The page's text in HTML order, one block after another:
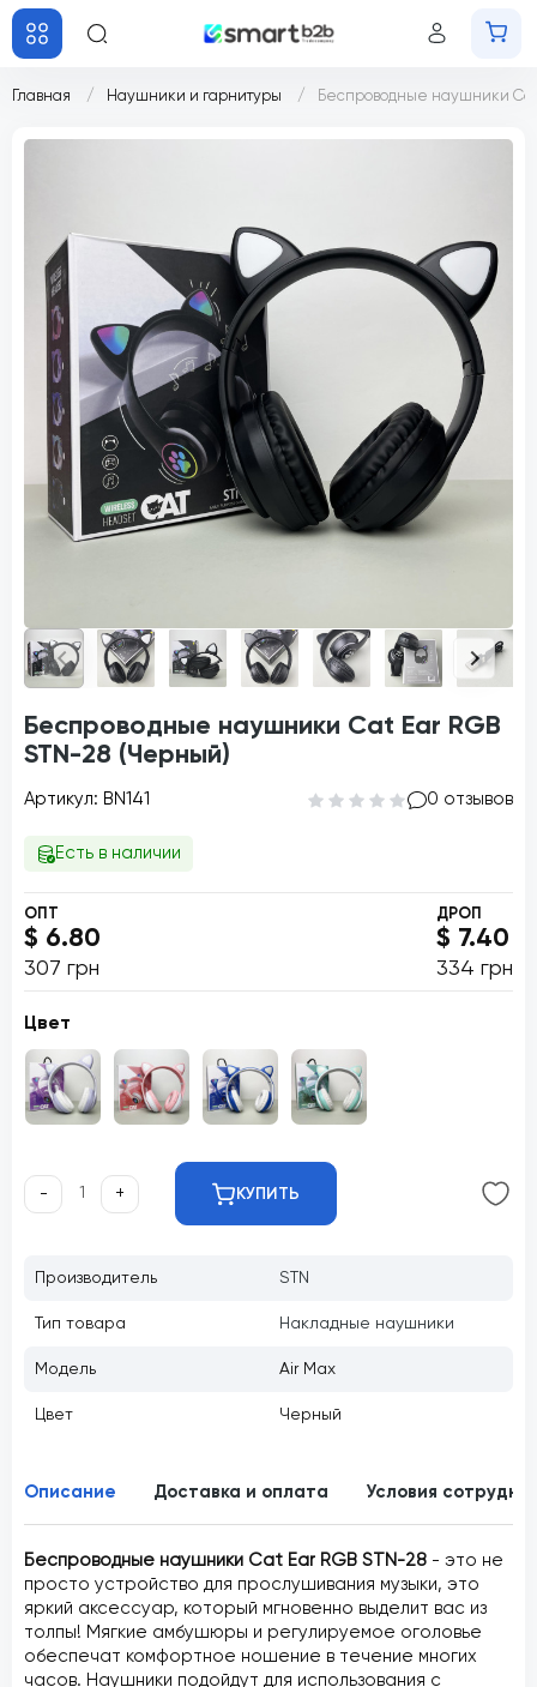
Главная Наушники и гарнитуры Беспроводные наушники
Беспроводные наушники Cat Ear RGB
STN-28 (Черный)
Артикул: BN141 0 отзывов
Есть в наличии
ОПТ
$ 6.80
307 грн
ДРОП
$ 7.40
334 грн
Цвет
- + КУПИТЬ
Производитель STN
Тип товара Накладные наушники
Модель Air Max
Цвет Черный
Описание Доставка и оплата Условия
Беспроводные наушники Cat Ear RGB STN-28 - это не
просто устройство для прослушивания музыки, это
яркий аксессуар, который мгновенно выделит вас из
толпы! Мягкие амбушюры и регулируемое оголовье
обеспечат комфортное ношение в течение многих
часов. Наушники подойдут для использования с